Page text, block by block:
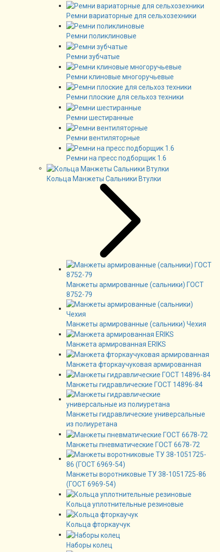
Ремни вариаторные для сельхозехники
Ремни поликлиновые
Ремни зубчатые
Ремни клиновые многоручьевые
Ремни плоские для сельхоз техники
Ремни шестиранные
Ремни вентиляторные
Ремни на пресс подборщик 1.6
Кольца Манжеты Сальники Втулки
Манжеты армированные (сальники) ГОСТ
8752-79
Манжеты армированные (сальники) Чехия
Манжета армированная ERIKS
Манжета фторкаучуковая армированная
Манжеты гидравлические ГОСТ 14896-84
Манжеты гидравлические универсальные
из полиуретана
Манжеты пневматические ГОСТ 6678-72
Манжеты воротниковые ТУ 38-1051725-86
(ГОСТ 6969-54)
Кольца уплотнительные резиновые
Кольца фторкаучук
Наборы колец